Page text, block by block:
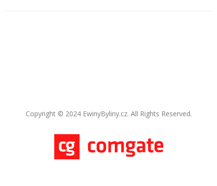
Copyright © 2024 EwinyByliny.cz. All Rights Reserved.